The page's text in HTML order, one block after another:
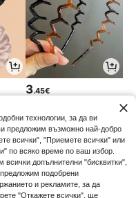
3.45€
технологии, за да ви
предложим възможно най-добро
всички", "Приемете всички" или
по всяко време по ваш избор.
допълнителни "бисквитки",
подобрени
и рекламите, за да
"Откажете всички", ще